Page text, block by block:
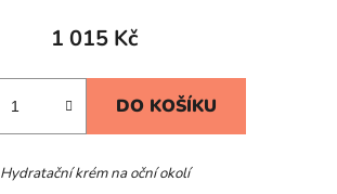
1 015 Kč
DO KOŠÍKU
Hydratační krém na oční okolí